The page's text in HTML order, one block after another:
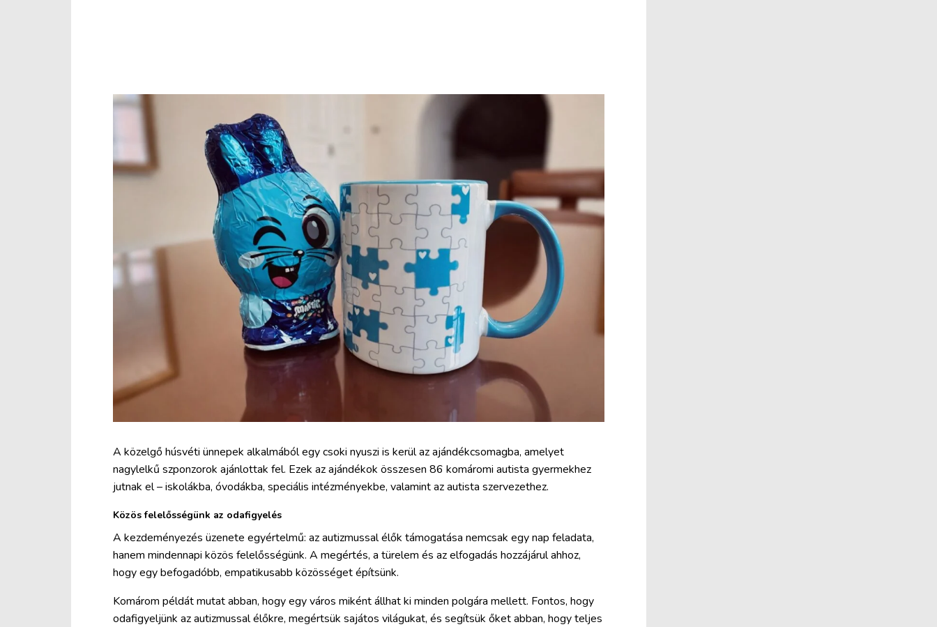
A közelgő húsvéti ünnepek alkalmából egy csoki nyuszi is kerül az ajándékcsomagba, amelyet
nagylelkű szponzorok ajánlottak fel. Ezek az ajándékok összesen 86 komáromi autista gyermekhez
jutnak el – iskolákba, óvodákba, speciális intézményekbe, valamint az autista szervezethez.
Közös felelősségünk az odafigyelés
A kezdeményezés üzenete egyértelmű: az autizmussal élők támogatása nemcsak egy nap feladata,
hanem mindennapi közös felelősségünk. A megértés, a türelem és az elfogadás hozzájárul ahhoz,
hogy egy befogadóbb, empatikusabb közösséget építsünk.
Komárom példát mutat abban, hogy egy város miként állhat ki minden polgára mellett. Fontos, hogy
odafigyeljünk az autizmussal élőkre, megértsük sajátos világukat, és segítsük őket abban, hogy teljes